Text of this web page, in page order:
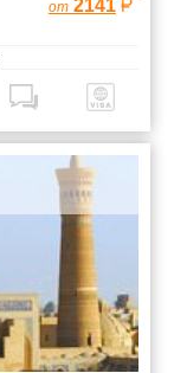
от 2141